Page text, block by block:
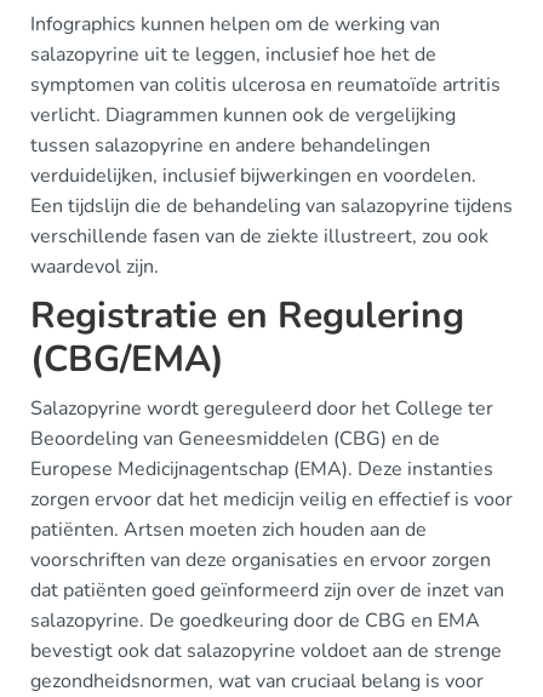
Infographics kunnen helpen om de werking van
salazopyrine uit te leggen, inclusief hoe het de
symptomen van colitis ulcerosa en reumatoïde artritis
verlicht. Diagrammen kunnen ook de vergelijking
tussen salazopyrine en andere behandelingen
verduidelijken, inclusief bijwerkingen en voordelen.
Een tijdslijn die de behandeling van salazopyrine tijdens
verschillende fasen van de ziekte illustreert, zou ook
waardevol zijn.
Registratie en Regulering
(CBG/EMA)
Salazopyrine wordt gereguleerd door het College ter
Beoordeling van Geneesmiddelen (CBG) en de
Europese Medicijnagentschap (EMA). Deze instanties
zorgen ervoor dat het medicijn veilig en effectief is voor
patiënten. Artsen moeten zich houden aan de
voorschriften van deze organisaties en ervoor zorgen
dat patiënten goed geïnformeerd zijn over de inzet van
salazopyrine. De goedkeuring door de CBG en EMA
bevestigt ook dat salazopyrine voldoet aan de strenge
gezondheidsnormen, wat van cruciaal belang is voor